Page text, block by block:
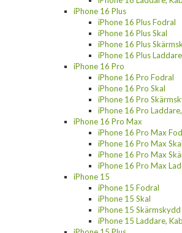
iPhone 16 Plus
iPhone 16 Plus Fodral
iPhone 16 Plus Skal
iPhone 16 Plus
iPhone 16 Plus
iPhone 16 Pro
iPhone 16 Pro Fodral
iPhone 16 Pro Skal
iPhone 16 Pro
iPhone 16 Pro
iPhone 16 Pro Max
iPhone 16 Pro Max
iPhone 16 Pro Max Skal
iPhone 16 Pro Max
iPhone 16 Pro Max
iPhone 15
iPhone 15 Fodral
iPhone 15 Skal
iPhone 15
iPhone 15 Laddare,